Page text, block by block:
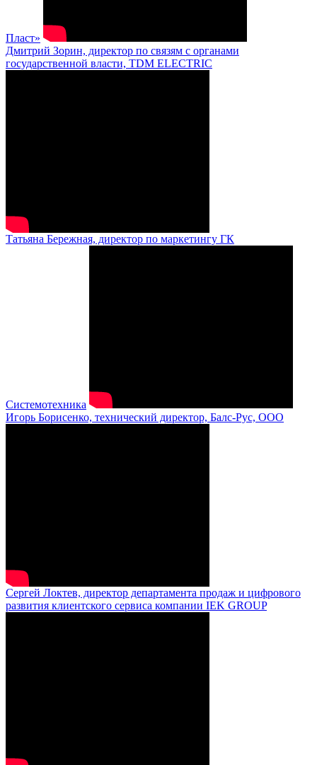
Пласт»
Дмитрий Зорин, директор по связям с органами
государственной власти, TDM ELECTRIC
Татьяна Бережная, директор по маркетингу ГК
Системотехника
Игорь Борисенко, технический директор, Балс-Рус, ООО
Сергей Локтев, директор департамента продаж и цифрового
развития клиентского сервиса компании IEK GROUP